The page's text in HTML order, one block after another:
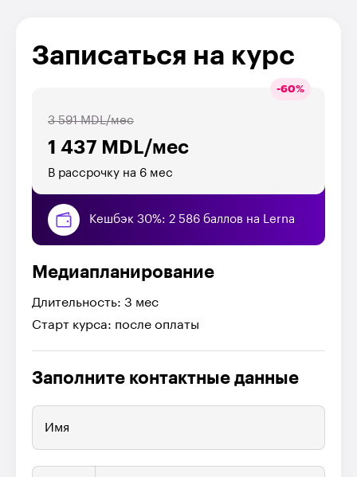
Записаться на курс
-60%
1 437 MDL/мес
3 591 MDL/мес
В рассрочку на 6 мес
Кешбэк 30%: 2 586 баллов на Lerna
Медиапланирование
Длительность: 3 мес
Старт курса: после оплаты
Заполните контактные данные
Имя